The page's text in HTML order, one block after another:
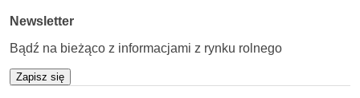
Newsletter
Bądź na bieżąco z informacjami z rynku rolnego
Zapisz się